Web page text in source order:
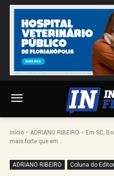
Início ADRIANO RIBEIRO
Em SC,
mais forte que em...
ADRIANO RIBEIRO Coluna do Editor